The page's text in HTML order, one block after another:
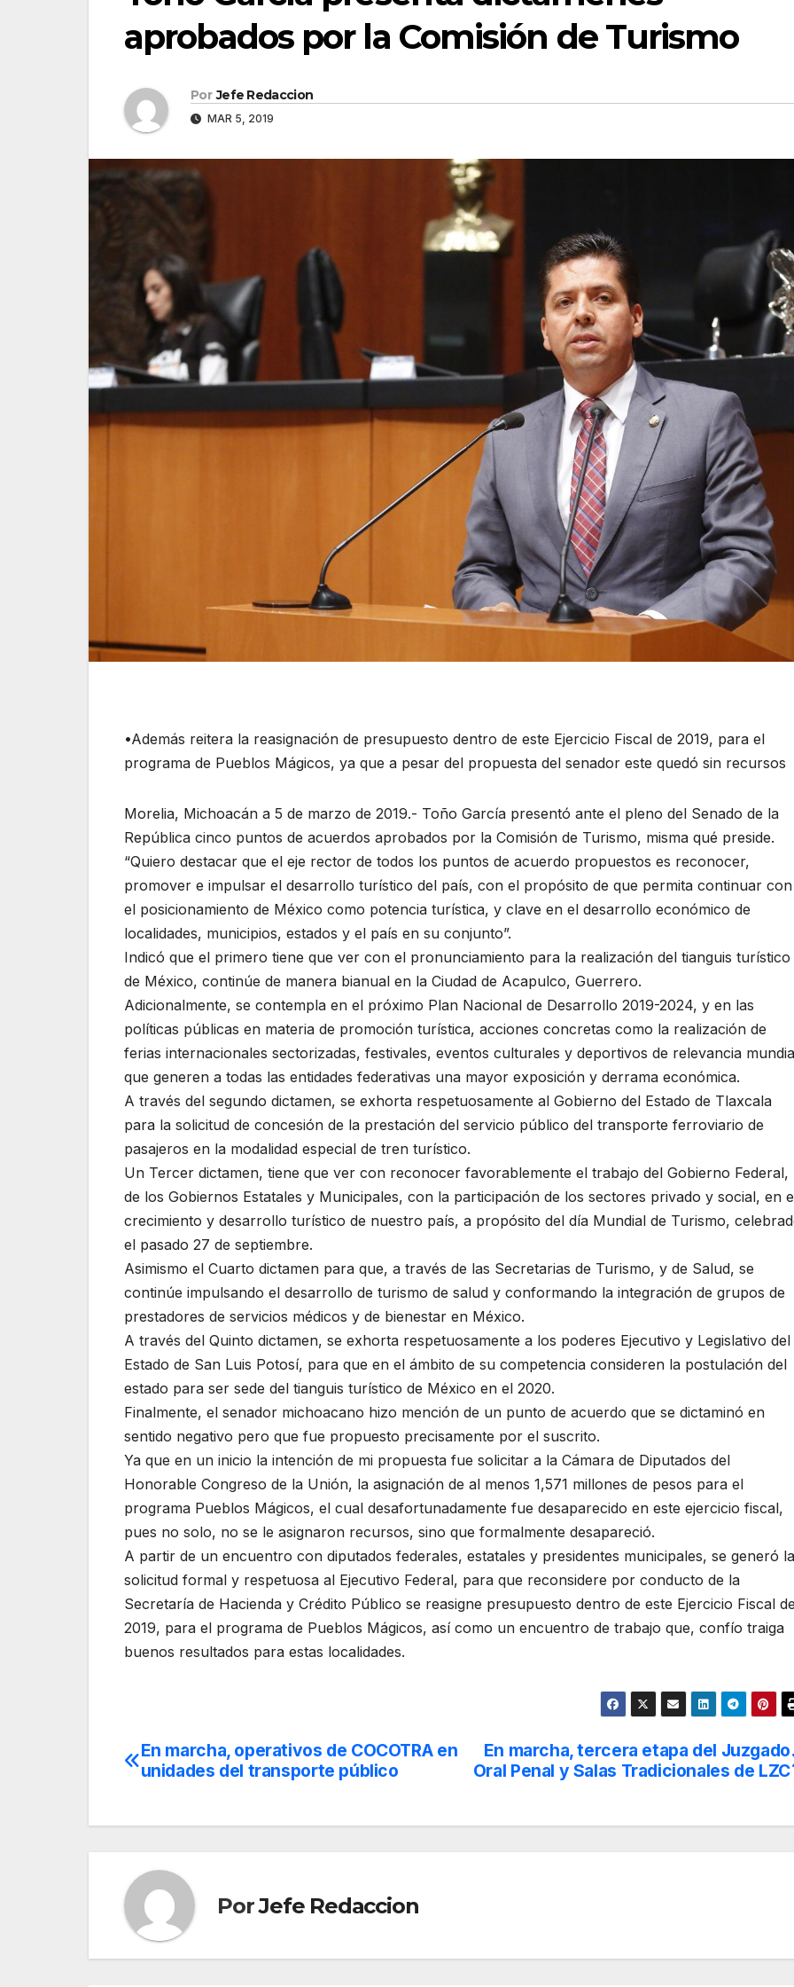
aprobados por la Comisión de Turismo
Por Jefe Redaccion
MAR 5, 2019
•Además reitera la reasignación de presupuesto dentro de este Ejercicio Fiscal de 2019, para el
programa de Pueblos Mágicos, ya que a pesar del propuesta del senador este quedó sin recursos
Morelia, Michoacán a 5 de marzo de 2019.- Toño García presentó ante el pleno del Senado de la
República cinco puntos de acuerdos aprobados por la Comisión de Turismo, misma qué preside.
“Quiero destacar que el eje rector de todos los puntos de acuerdo propuestos es reconocer,
promover e impulsar el desarrollo turístico del país, con el propósito de que permita continuar con
el posicionamiento de México como potencia turística, y clave en el desarrollo económico de
localidades, municipios, estados y el país en su conjunto”.
Indicó que el primero tiene que ver con el pronunciamiento para la realización del tianguis turístico
de México, continúe de manera bianual en la Ciudad de Acapulco, Guerrero.
Adicionalmente, se contempla en el próximo Plan Nacional de Desarrollo 2019-2024, y en las
políticas públicas en materia de promoción turística, acciones concretas como la realización de
ferias internacionales sectorizadas, festivales, eventos culturales y deportivos de relevancia
que generen a todas las entidades federativas una mayor exposición y derrama económica.
A través del segundo dictamen, se exhorta respetuosamente al Gobierno del Estado de Tlaxcala
para la solicitud de concesión de la prestación del servicio público del transporte ferroviario de
pasajeros en la modalidad especial de tren turístico.
Un Tercer dictamen, tiene que ver con reconocer favorablemente el trabajo del Gobierno Federal,
de los Gobiernos Estatales y Municipales, con la participación de los sectores privado y social, en
crecimiento y desarrollo turístico de nuestro país, a propósito del día Mundial de Turismo,
el pasado 27 de septiembre.
Asimismo el Cuarto dictamen para que, a través de las Secretarias de Turismo, y de Salud, se
continúe impulsando el desarrollo de turismo de salud y conformando la integración de grupos de
prestadores de servicios médicos y de bienestar en México.
A través del Quinto dictamen, se exhorta respetuosamente a los poderes Ejecutivo y Legislativo del
Estado de San Luis Potosí, para que en el ámbito de su competencia consideren la postulación del
estado para ser sede del tianguis turístico de México en el 2020.
Finalmente, el senador michoacano hizo mención de un punto de acuerdo que se dictaminó en
sentido negativo pero que fue propuesto precisamente por el suscrito.
Ya que en un inicio la intención de mi propuesta fue solicitar a la Cámara de Diputados del
Honorable Congreso de la Unión, la asignación de al menos 1,571 millones de pesos para el
programa Pueblos Mágicos, el cual desafortunadamente fue desaparecido en este ejercicio fiscal,
pues no solo, no se le asignaron recursos, sino que formalmente desapareció.
A partir de un encuentro con diputados federales, estatales y presidentes municipales, se generó la
solicitud formal y respetuosa al Ejecutivo Federal, para que reconsidere por conducto de la
Secretaría de Hacienda y Crédito Público se reasigne presupuesto dentro de este Ejercicio Fiscal
2019, para el programa de Pueblos Mágicos, así como un encuentro de trabajo que, confío traiga
buenos resultados para estas localidades.
Navegación
entradas
En marcha, tercera etapa del Juzgado
Oral Penal y Salas Tradicionales de LZC
En marcha, operativos de COCOTRA en
unidades del transporte público
PorJefe Redaccion